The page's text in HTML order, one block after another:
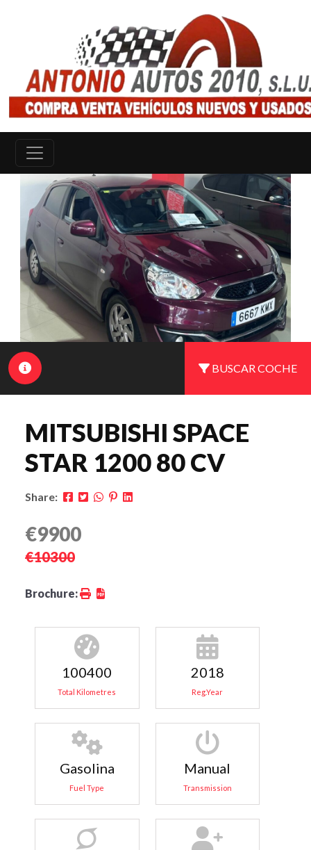
BUSCAR COCHE
MITSUBISHI SPACE
STAR 1200 80 CV
Share:
€9900
€10300
Brochure:
100400
Total Kilometres
2018
Reg.Year
Gasolina
Fuel Type
Manual
Transmission